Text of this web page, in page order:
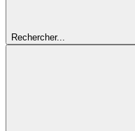
Rechercher...